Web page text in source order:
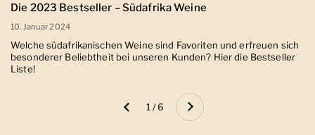
Die 2023 Bestseller – Südafrika Weine
10. Januar 2024
Welche südafrikanischen Weine sind Favoriten und erfreuen sich
besonderer Beliebtheit bei unseren Kunden? Hier die Bestseller
Liste!
Zurück 1 / 6 Weiter